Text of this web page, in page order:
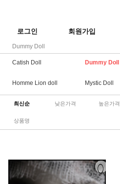
로그인 회원가입
Dummy Doll
Catish Doll Dummy Doll
Homme Lion doll Mystic Doll
최신순 낮은가격 높은가격
상품명